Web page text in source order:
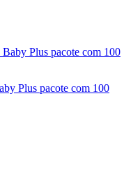
Plus pacote com 100